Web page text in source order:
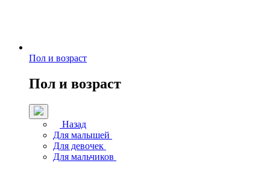
Пол и возраст
Пол и возраст
Назад
Для малышей
Для девочек
Для мальчиков